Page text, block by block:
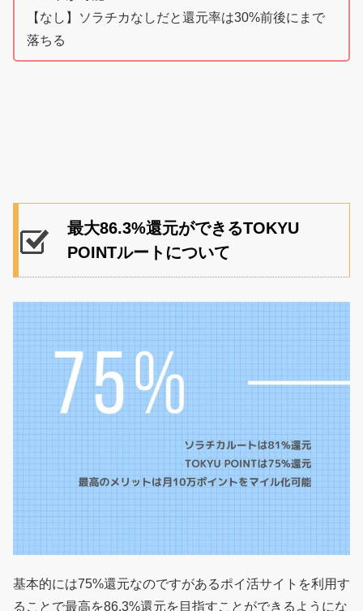
【なし】ソラチカなしだと還元率は30%前後にまで
落ちる
最大86.3%還元ができるTOKYU
POINTルートについて
基本的には75%還元なのですがあるポイ活サイトを利用す
ることで最高を86.3%還元を目指すことができるようにな